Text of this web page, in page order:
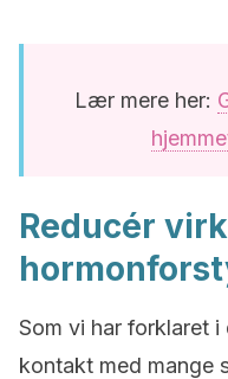
Lær mere her:
Reducér
Som vi har forklaret i
kontakt med mange